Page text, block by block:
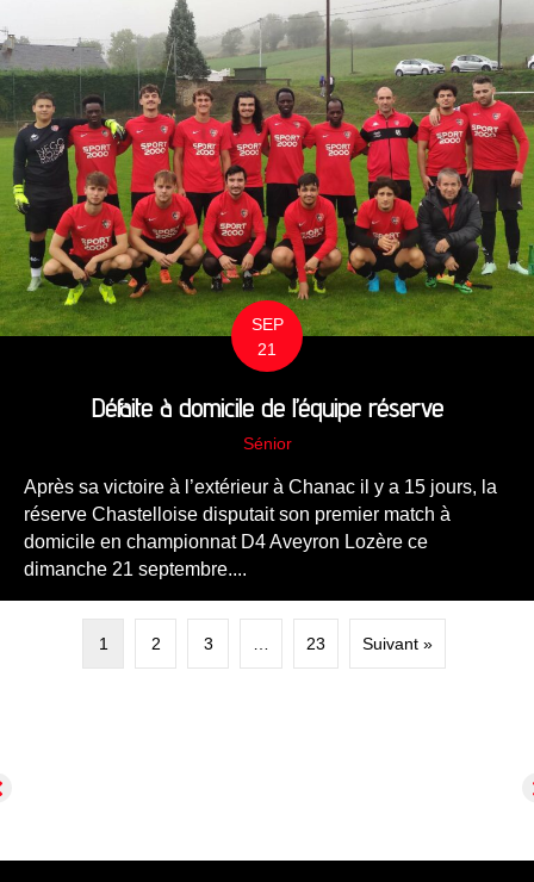
SEP
21
Défaite à domicile de l’équipe réserve
Sénior
Après sa victoire à l’extérieur à Chanac il y a 15 jours, la
réserve Chastelloise disputait son premier match à
domicile en championnat D4 Aveyron Lozère ce
dimanche 21 septembre....
1 2 3 23 Suivant »